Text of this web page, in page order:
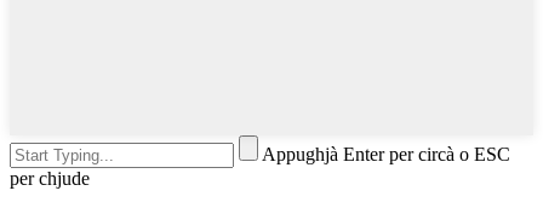
Appughjà Enter per circà o ESC
per chjude